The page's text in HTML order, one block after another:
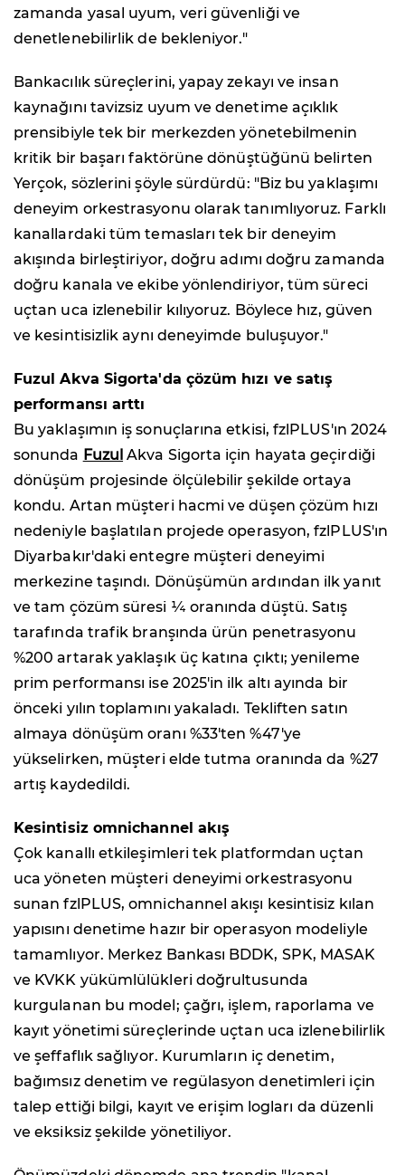
zamanda yasal uyum, veri güvenliği ve
denetlenebilirlik de bekleniyor."
Bankacılık süreçlerini, yapay zekayı ve insan
kaynağını tavizsiz uyum ve denetime açıklık
prensibiyle tek bir merkezden yönetebilmenin
kritik bir başarı faktörüne dönüştüğünü belirten
Yerçok, sözlerini şöyle sürdürdü: "Biz bu yaklaşımı
deneyim orkestrasyonu olarak tanımlıyoruz. Farklı
kanallardaki tüm temasları tek bir deneyim
akışında birleştiriyor, doğru adımı doğru zamanda
doğru kanala ve ekibe yönlendiriyor, tüm süreci
uçtan uca izlenebilir kılıyoruz. Böylece hız, güven
ve kesintisizlik aynı deneyimde buluşuyor."
Fuzul Akva Sigorta'da çözüm hızı ve satış
performansı arttı
Bu yaklaşımın iş sonuçlarına etkisi, fzlPLUS'ın 2024
sonunda Fuzul Akva Sigorta için hayata geçirdiği
dönüşüm projesinde ölçülebilir şekilde ortaya
kondu. Artan müşteri hacmi ve düşen çözüm hızı
nedeniyle başlatılan projede operasyon, fzlPLUS'ın
Diyarbakır'daki entegre müşteri deneyimi
merkezine taşındı. Dönüşümün ardından ilk yanıt
ve tam çözüm süresi ¼ oranında düştü. Satış
tarafında trafik branşında ürün penetrasyonu
%200 artarak yaklaşık üç katına çıktı; yenileme
prim performansı ise 2025'in ilk altı ayında bir
önceki yılın toplamını yakaladı. Tekliften satın
almaya dönüşüm oranı %33'ten %47'ye
yükselirken, müşteri elde tutma oranında da %27
artış kaydedildi.
Kesintisiz omnichannel akış
Çok kanallı etkileşimleri tek platformdan uçtan
uca yöneten müşteri deneyimi orkestrasyonu
sunan fzlPLUS, omnichannel akışı kesintisiz kılan
yapısını denetime hazır bir operasyon modeliyle
tamamlıyor. Merkez Bankası BDDK, SPK, MASAK
ve KVKK yükümlülükleri doğrultusunda
kurgulanan bu model; çağrı, işlem, raporlama ve
kayıt yönetimi süreçlerinde uçtan uca izlenebilirlik
ve şeffaflık sağlıyor. Kurumların iç denetim,
bağımsız denetim ve regülasyon denetimleri için
talep ettiği bilgi, kayıt ve erişim logları da düzenli
ve eksiksiz şekilde yönetiliyor.